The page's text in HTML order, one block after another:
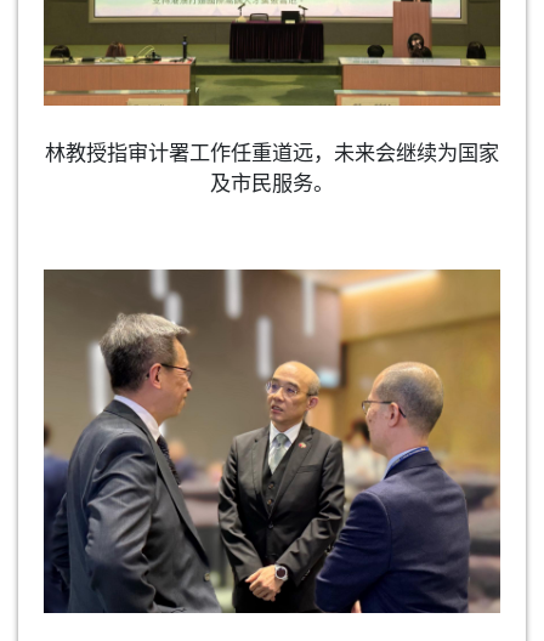
林教授指审计署工作任重道远，未来会继续为国家
及市民服务。